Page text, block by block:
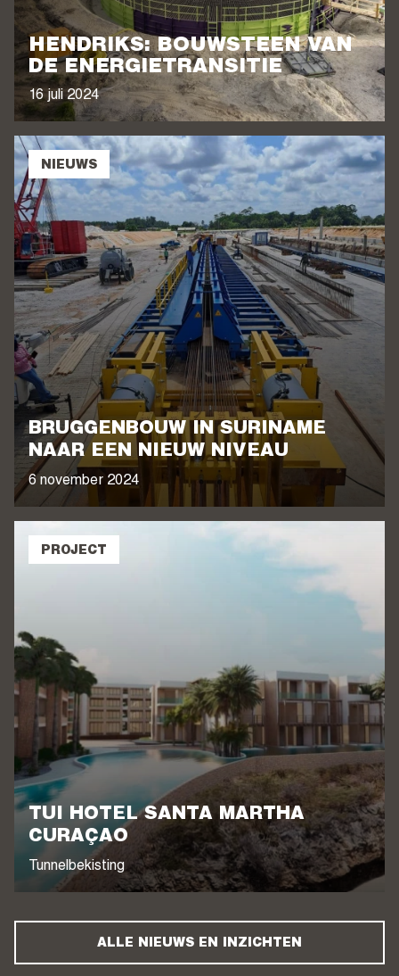
HENDRIKS: BOUWSTEEN VAN
DE ENERGIETRANSITIE
16 juli 2024
NIEUWS
BRUGGENBOUW IN SURINAME
NAAR EEN NIEUW NIVEAU
6 november 2024
PROJECT
TUI HOTEL SANTA MARTHA
CURAÇAO
Tunnelbekisting
ALLE NIEUWS EN INZICHTEN